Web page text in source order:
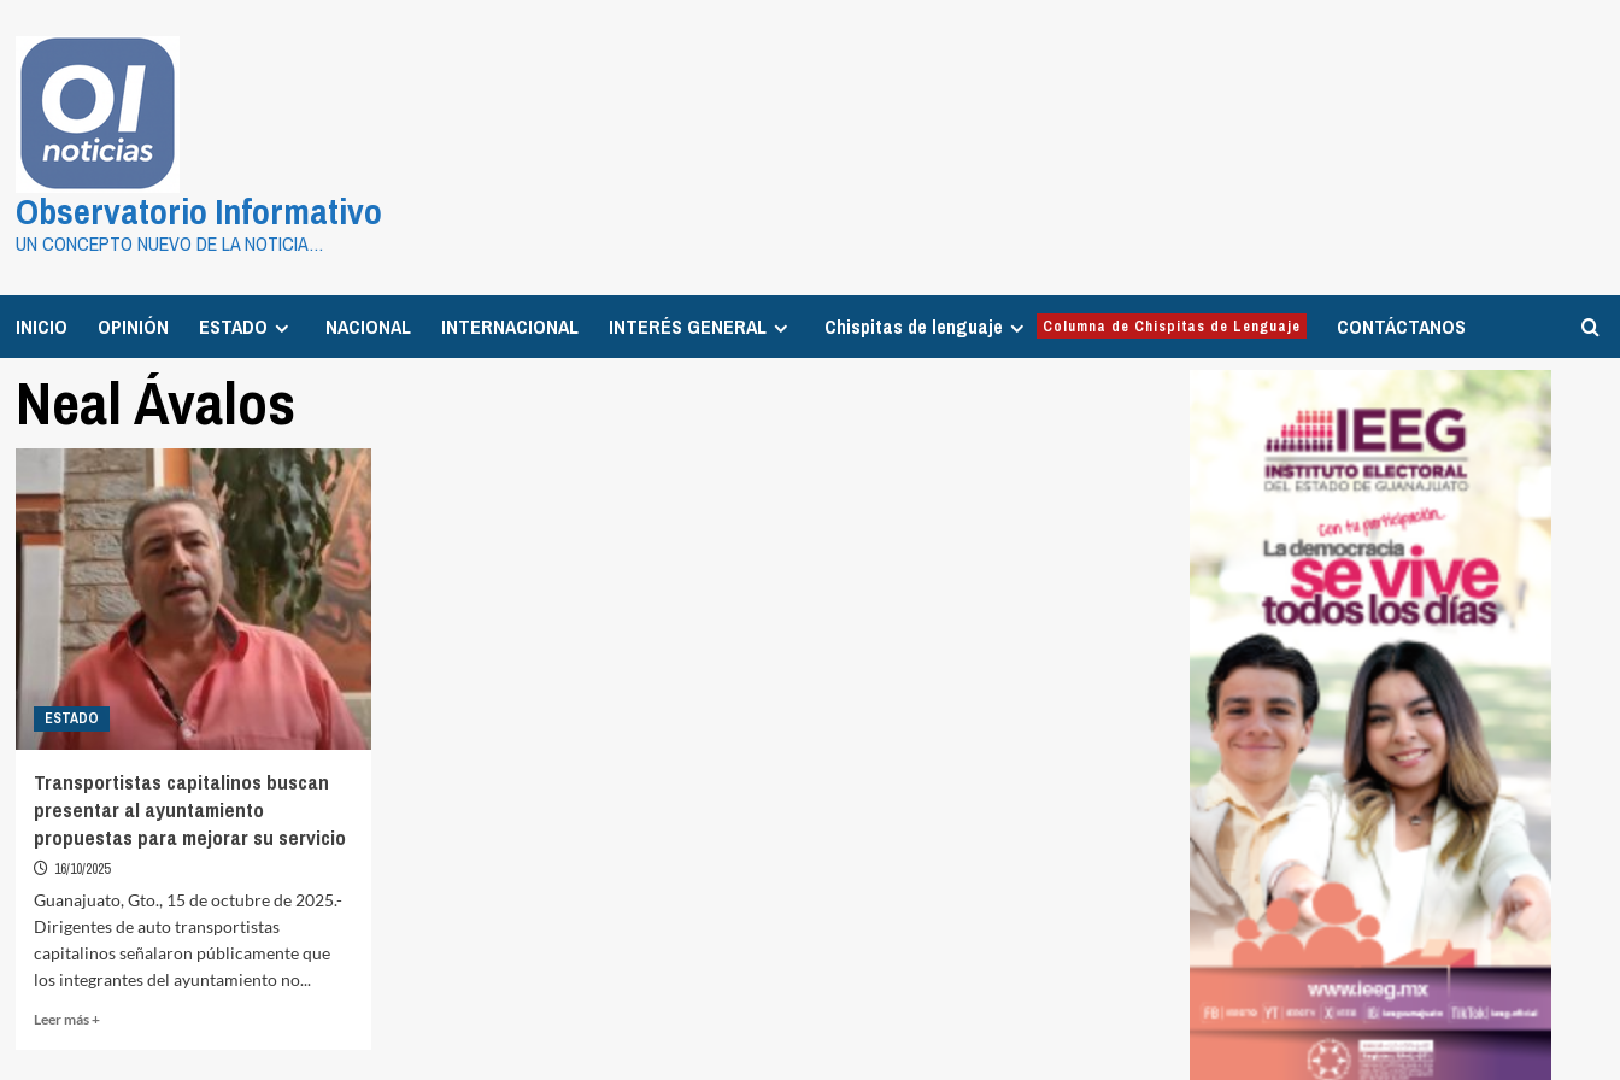
contenido
Observatorio Informativo
UN CONCEPTO NUEVO DE LA NOTICIA…
INICIO OPINIÓN ESTADO NACIONAL INTERNACIONAL INTERÉS GENERAL Chispitas de lenguaje Columna de Chispitas de Lenguaje CONTÁCTANOS
Neal Ávalos
ESTADO
Transportistas capitalinos buscan
presentar al ayuntamiento
propuestas para mejorar su servicio
16/10/2025
Guanajuato, Gto., 15 de octubre de 2025.-
Dirigentes de auto transportistas
capitalinos señalaron públicamente que
los integrantes del ayuntamiento no...
Leer más +Read